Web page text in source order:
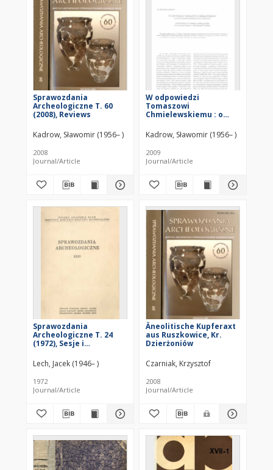
Sprawozdania
Archeologiczne T. 60
(2008), Reviews
Kadrow, Sławomir (1956– )
2008
Journal/Article
W odpowiedzi
Tomaszowi
Chmielewskiemu : o
jeszcze = In response to
Tomasz Chmielewski :
once again about the
Rzeszów phase
Kadrow, Sławomir (1956– )
2009
Journal/Article
Sprawozdania
Archeologiczne T. 24
(1972), Sesje i
Lech, Jacek (1946– )
1972
Journal/Article
Äneolitische Kupferaxt
aus Ruszkowice, Kr.
Dzierżoniów
Czarniak, Krzysztof
2008
Journal/Article